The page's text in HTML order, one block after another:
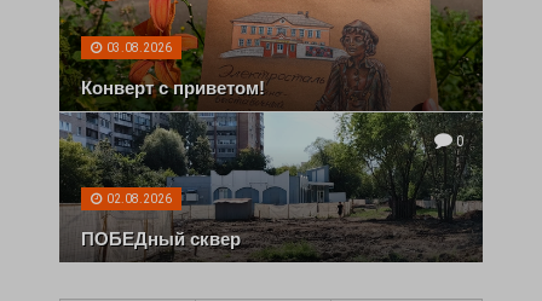
03.08.2026
Конверт с приветом!
0
02.08.2026
ПОБЕДный сквер